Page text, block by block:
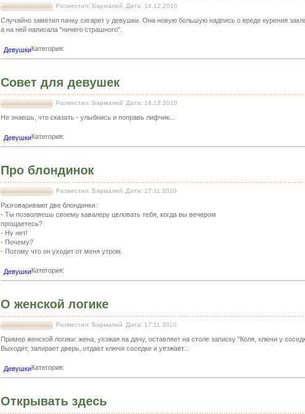
Разместил: Бармалей Дата: 14.12.2010
Случайно заметил пачку сигарет у девушки. Она новую большую надпись о вреде курения
а на ней написала "ничего страшного".
Категория:
Девушки
Совет для девушек
Разместил: Бармалей Дата: 14.12.2010
Не знаешь, что сказать - улыбнись и поправь лифчик...
Категория:
Девушки
Про блондинок
Разместил: Бармалей Дата: 17.11.2010
Разговаривают две блондинки:
- Ты позволяешь своему кавалеру целовать тебя, когда вы вечером
прощаетесь?
- Ну нет!
- Почему?
- Потому что он уходит от меня утром.
Категория:
Девушки
О женской логике
Разместил: Бармалей Дата: 17.11.2010
Пример женской логики: жена, уезжая на дачу, оставляет на столе записку "Коля, ключи у
Выходит, запирает дверь, отдает ключи соседке и уезжает...
Категория:
Девушки
Открывать здесь